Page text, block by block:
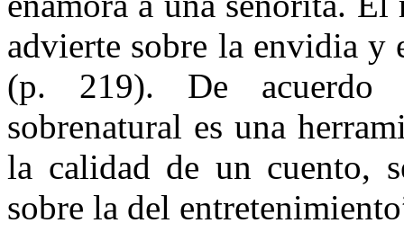
advierte sobre la envidia y
(p. 219). De acuerdo
sobrenatural es una
la calidad de un cuento,
sobre la del